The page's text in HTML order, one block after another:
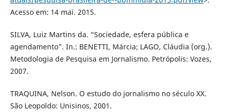
Acesso em: 14 mai. 2015.
SILVA, Luiz Martins da. “Sociedade, esfera pública e
agendamento”. In.: BENETTI, Márcia; LAGO, Cláudia (org.).
Metodologia de Pesquisa em Jornalismo. Petrópolis: Vozes,
2007.
TRAQUINA, Nelson. O estudo do jornalismo no século XX.
São Leopoldo: Unisinos, 2001.